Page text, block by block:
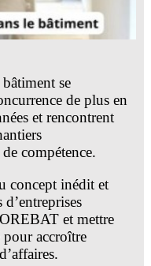
d’affaires à
travaux en grande
vous êtes
le prospect et
cœur d’accueillir
des candidats
point commun
de réussir. Si
le bienvenu
!
se
de plus en
et rencontrent
compétence.
concept inédit et
et mettre
pour accroître